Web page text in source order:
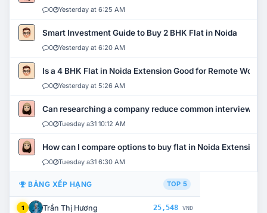
0 Yesterday at 6:25 AM
Smart Investment Guide to Buy 2 BHK Flat in Noida
0 Yesterday at 6:20 AM
Is a 4 BHK Flat in Noida Extension Good for Remote Work?
0 Yesterday at 5:26 AM
Can researching a company reduce common interview
0 Tuesday a31 10:12 AM
How can I compare options to buy flat in Noida Extension?
0 Tuesday a31 6:30 AM
BẢNG XẾP HẠNG TOP 5
1 Trần Thị Hương 25,548 VNĐ